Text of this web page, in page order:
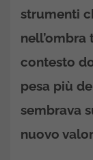
strumenti
nell’ombra
contesto
pesa più
sembrava
nuovo